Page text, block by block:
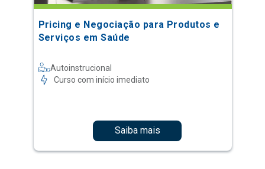
Pricing e Negociação para Produtos e
Serviços em Saúde
Autoinstrucional
Curso com início imediato
Saiba mais